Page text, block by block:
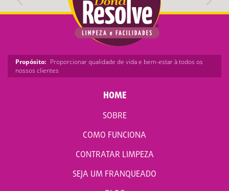
Propósito: Proporcionar qualidade de vida e bem-estar à todos os
nossos clientes
HOME
SOBRE
COMO FUNCIONA
CONTRATAR LIMPEZA
SEJA UM FRANQUEADO